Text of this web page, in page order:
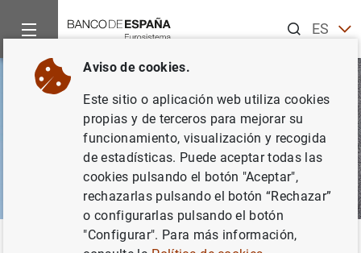
ESEN
Áreas de actuación Conducta de entidades
Aviso de cookies.
Este sitio o aplicación web utiliza cookies
propias y de terceros para mejorar su
funcionamiento, visualización y recogida
de estadísticas. Puede aceptar todas las
cookies pulsando el botón "Aceptar",
rechazarlas pulsando el botón “Rechazar”
o configurarlas pulsando el botón
"Configurar". Para más información,